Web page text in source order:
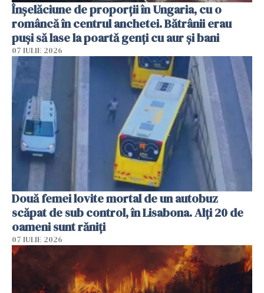
Înșelăciune de proporții în Ungaria, cu o
româncă în centrul anchetei. Bătrânii erau
puși să lase la poartă genți cu aur și bani
07 IULIE 2026
Două femei lovite mortal de un autobuz
scăpat de sub control, în Lisabona. Alți 20 de
oameni sunt răniți
07 IULIE 2026